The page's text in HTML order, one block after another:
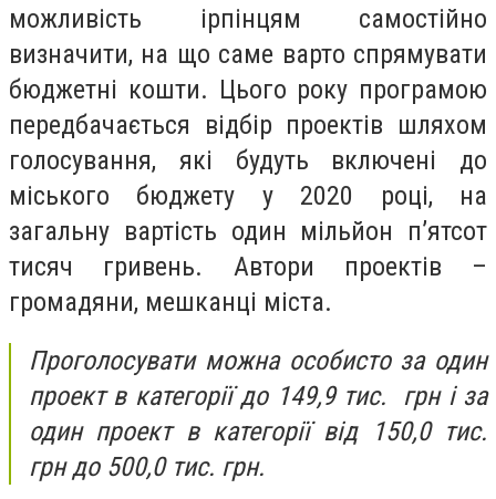
можливість ірпінцям самостійно
визначити, на що саме варто спрямувати
бюджетні кошти. Цього року програмою
передбачається відбір проектів шляхом
голосування, які будуть включені до
міського бюджету у 2020 році, на
загальну вартість один мільйон п’ятсот
тисяч гривень. Автори проектів –
громадяни, мешканці міста.
Проголосувати можна особисто за один
проект в категорії до 149,9 тис. грн і за
один проект в категорії від 150,0 тис.
грн до 500,0 тис. грн.